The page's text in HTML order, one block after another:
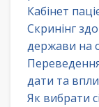
Кабінет
Скринінг
держави на
дати та
Як вибрати